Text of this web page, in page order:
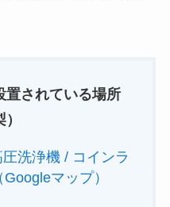
置されている場所
）
圧洗浄機 / コインラ
マップ）